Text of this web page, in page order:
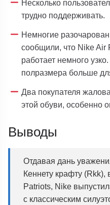
Несколько
трудно поддерживать.
Немногие
сообщили, что Nike Air
работает немного
полразмера больше
Два покупателя
этой обуви, особенно
Выводы
Отдавая дань
Кеннету крафту (Rkk),
Patriots, Nike
с классическим